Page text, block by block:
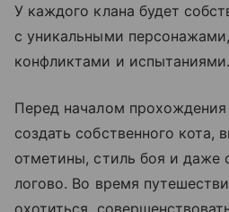
У каждого клана будет
с уникальными
конфликтами и испытаниями.
Перед началом прохождения
создать собственного кота,
отметины, стиль боя и даже
логово. Во время
охотиться,